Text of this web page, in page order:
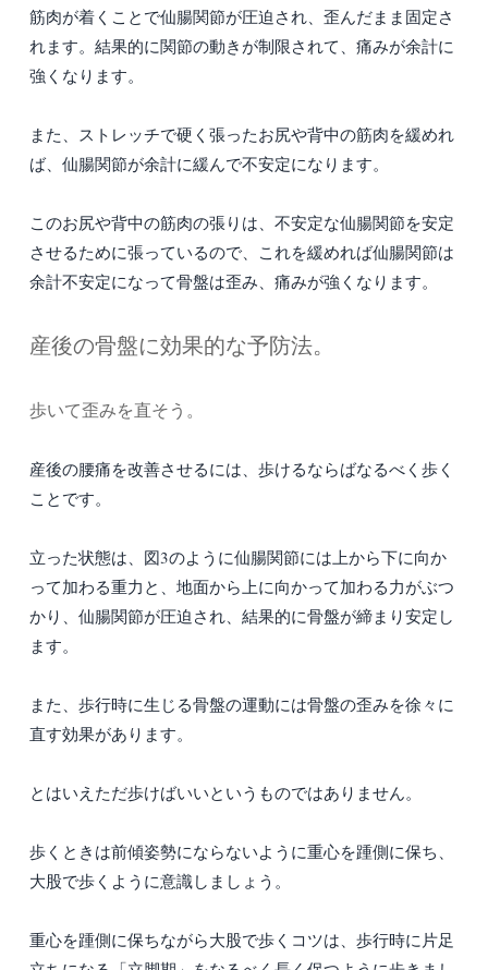
筋肉が着くことで仙腸関節が圧迫され、歪んだまま固定さ
れます。結果的に関節の動きが制限されて、痛みが余計に
強くなります。
また、ストレッチで硬く張ったお尻や背中の筋肉を緩めれ
ば、仙腸関節が余計に緩んで不安定になります。
このお尻や背中の筋肉の張りは、不安定な仙腸関節を安定
させるために張っているので、これを緩めれば仙腸関節は
余計不安定になって骨盤は歪み、痛みが強くなります。
産後の骨盤に効果的な予防法。
歩いて歪みを直そう。
産後の腰痛を改善させるには、歩けるならばなるべく歩く
ことです。
立った状態は、図3のように仙腸関節には上から下に向か
って加わる重力と、地面から上に向かって加わる力がぶつ
かり、仙腸関節が圧迫され、結果的に骨盤が締まり安定し
ます。
また、歩行時に生じる骨盤の運動には骨盤の歪みを徐々に
直す効果があります。
とはいえただ歩けばいいというものではありません。
歩くときは前傾姿勢にならないように重心を踵側に保ち、
大股で歩くように意識しましょう。
重心を踵側に保ちながら大股で歩くコツは、歩行時に片足